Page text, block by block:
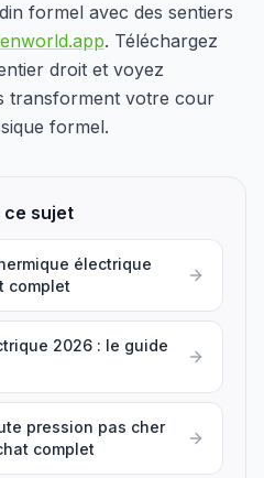
formel avec des sentiers
. Téléchargez
droit et voyez
transforment votre cour
formel.
ce sujet
électrique
complet
2026 : le guide
pression pas cher
complet